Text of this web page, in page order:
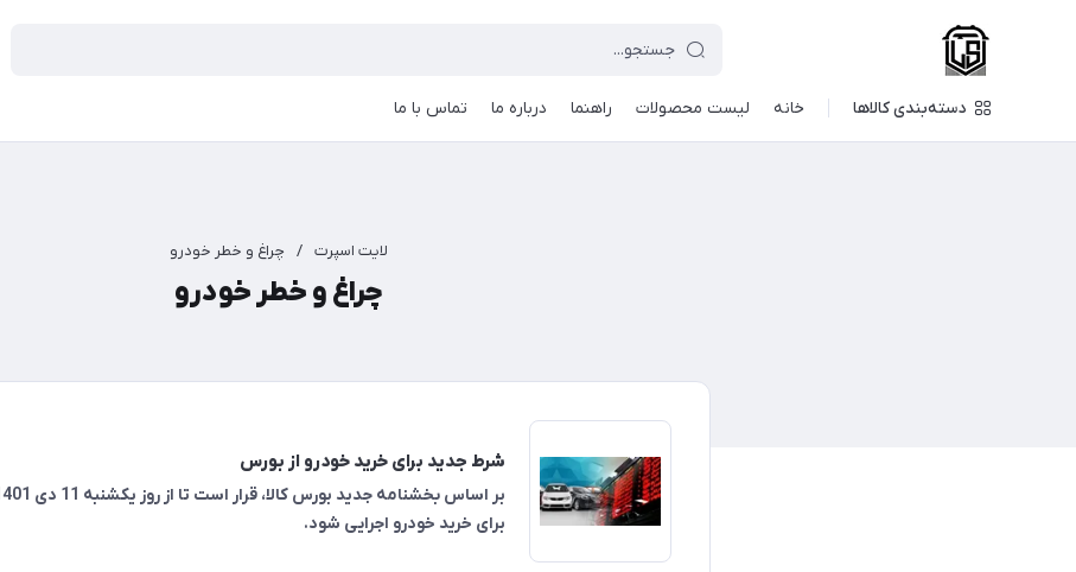
دسته‌بندی کالاها خانه لیست محصولات راهنما درباره ما تماس با ما
لایت اسپرت / چراغ و خطر خودرو
چراغ و خطر خودرو
شرط جدید برای خرید خودرو از بورس
برای خرید خودرو اجرایی شود.